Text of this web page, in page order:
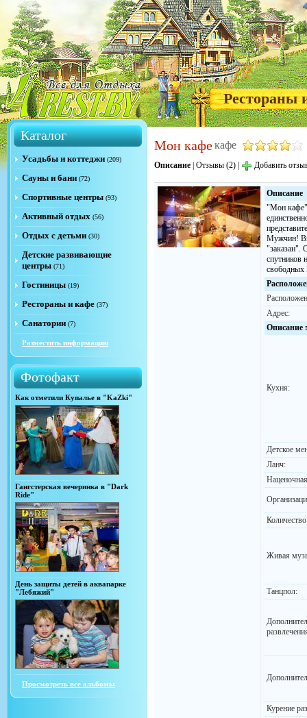
Рестораны
Каталог
Усадьбы и коттеджи (209)
Сауны и бани (72)
Спортивные центры (93)
Активный отдых (56)
Отдых с детьми (30)
Детские развивающие
центры (71)
Гостиницы (19)
Рестораны и кафе (37)
Санатории (7)
Разместить информацию
Фотофакт
Как отметили Купалье в "KaZki"
Гангстерская вечеринка в "Dark
Ride"
День защиты детей в аквапарке
"Лебяжий"
Просмотреть все альбомы
Мон кафекафе
Описание Отзывы (2) Добавить
Описание
"Мон кафе"
Мужчин!
"заказан".
спутников
Адрес:
Описание
Кухня:
Детское
Ланч:
Живая
Танцпол:
Курение